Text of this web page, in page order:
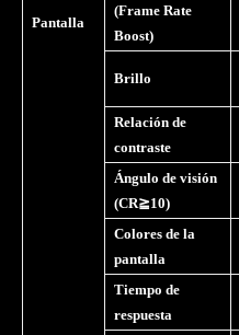
Pantalla
(Frame Rate
Boost)
Brillo
Relación de
contraste
Ángulo de visión
(CR≧10)
Colores de la
pantalla
Tiempo de
respuesta